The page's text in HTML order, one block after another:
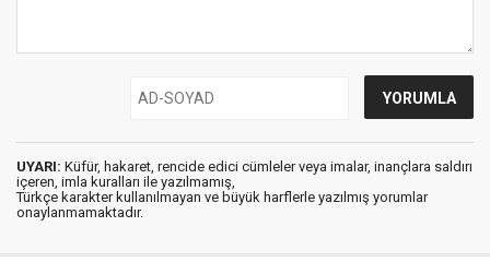
UYARI: Küfür, hakaret, rencide edici cümleler veya imalar, inançlara saldırı
içeren, imla kuralları ile yazılmamış,
Türkçe karakter kullanılmayan ve büyük harflerle yazılmış yorumlar
onaylanmamaktadır.